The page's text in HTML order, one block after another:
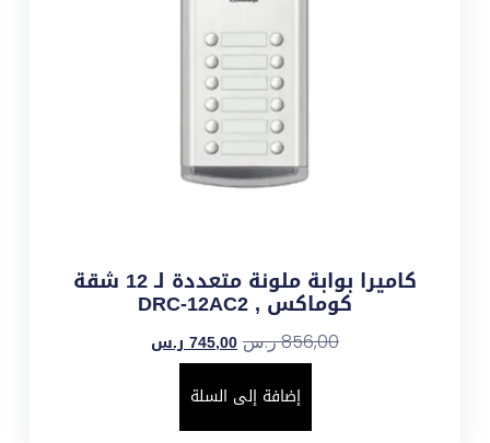
كاميرا بوابة ملونة متعددة لـ 12 شقة
كوماكس , DRC-12AC2
856,00ر.س 745,00 ر.س
إضافة إلى السلة